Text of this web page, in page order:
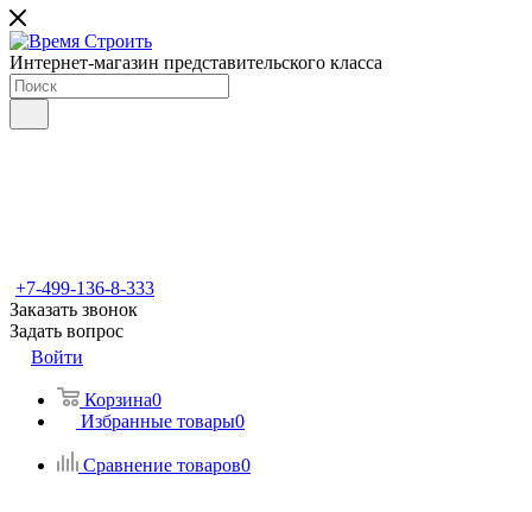
Интернет-магазин представительского класса
+7-499-136-8-333
Заказать звонок
Задать вопрос
Войти
Корзина0
Избранные товары0
Сравнение товаров0